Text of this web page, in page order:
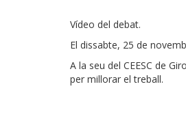
Vídeo del debat.
El dissabte, 25 de
A la seu del CEESC de
per millorar el treball.